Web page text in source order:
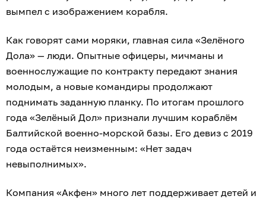
вымпел с изображением корабля.
Как говорят сами моряки, главная сила «Зелёного
Дола» — люди. Опытные офицеры, мичманы и
военнослужащие по контракту передают знания
молодым, а новые командиры продолжают
поднимать заданную планку. По итогам прошлого
года «Зелёный Дол» признали лучшим кораблём
Балтийской военно-морской базы. Его девиз с 2019
года остаётся неизменным: «Нет задач
невыполнимых».
Компания «Акфен» много лет поддерживает детей и